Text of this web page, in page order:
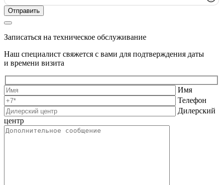
Записаться на техническое обслуживание
Наш специалист свяжется с вами для подтверждения даты
и времени визита
Имя
Телефон
Дилерский
центр